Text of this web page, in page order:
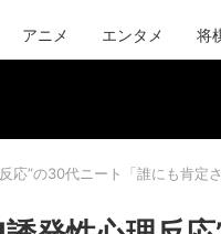
アニメ エンタメ 将
応”の30代ニート「誰にも肯定